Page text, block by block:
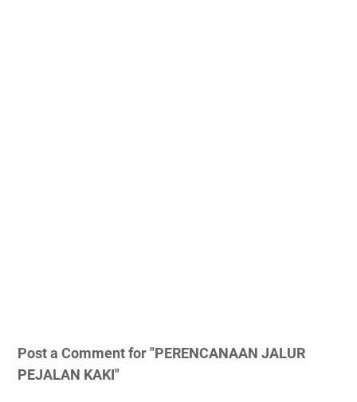
Post a Comment for "PERENCANAAN JALUR
PEJALAN KAKI"